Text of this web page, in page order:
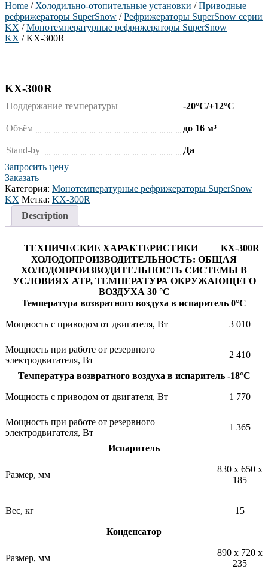
Home / Холодильно-отопительные установки /Приводные
рефрижераторы SuperSnow /Рефрижераторы SuperSnow серии
KX /Монотемпературные рефрижераторы SuperSnow
KX / KX-300R
KX-300R
Поддержание температуры -20°C/+12°C
Объём до 16 м³
Stand-by
Да
Запросить цену
Заказать
Категория: Монотемпературные рефрижераторы SuperSnow
KX Метка: KX-300R
Description
ТЕХНИЧЕСКИЕ ХАРАКТЕРИСТИКИ
KX-300R
ХОЛОДОПРОИЗВОДИТЕЛЬНОСТЬ: ОБЩАЯ
ХОЛОДОПРОИЗВОДИТЕЛЬНОСТЬ СИСТЕМЫ В
УСЛОВИЯХ ATP, ТЕМПЕРАТУРА ОКРУЖАЮЩЕГО
ВОЗДУХА 30 °C
Температура возвратного воздуха в испаритель 0°С
Мощность с приводом от двигателя, Вт 3 010
Мощность при работе от резервного
электродвигателя, Вт
2 410
Температура возвратного воздуха в испаритель -18°С
Мощность с приводом от двигателя, Вт 1 770
Мощность при работе от резервного
электродвигателя, Вт
1 365
Испаритель
Размер, мм
830 х 650 х
185
Вес, кг 15
Конденсатор
Размер, мм
890 х 720 х
235